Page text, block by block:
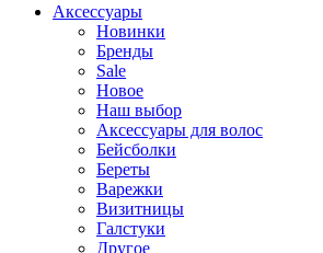
Аксессуары
Новинки
Бренды
Sale
Новое
Наш выбор
Аксессуары для волос
Бейсболки
Береты
Варежки
Визитницы
Галстуки
Другое